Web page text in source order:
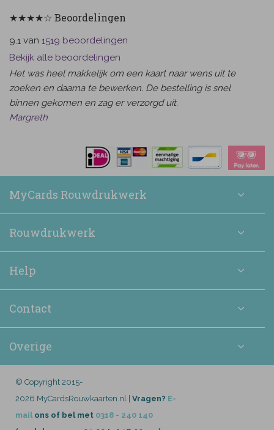
★★★★☆ Beoordelingen
9.1 van 1519 beoordelingen
Bekijk alle beoordelingen
Het was heel makkelijk om een kaart naar wens uit te
zoeken en daarna te bewerken. De bestelling is snel
binnen gekomen en zag er verzorgd uit.
Margreth
MyCards Rouwdrukwerk
Rouwdrukwerk
Help
Contact
Overige
© Copyright 2015-
2026 MyCardsRouwkaarten.nl | Vragen? E-
mail ons of bel met 0318 - 240 140